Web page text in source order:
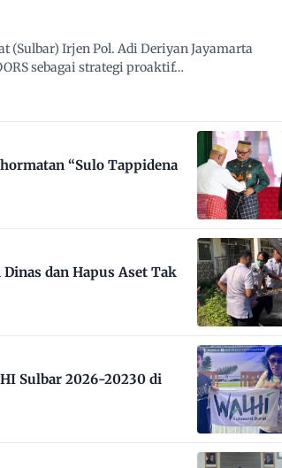
(Sulbar) Irjen Pol. Adi Deriyan Jayamarta
sebagai strategi proaktif…
“Sulo Tappidena
dan Hapus Aset Tak
Sulbar 2026-20230 di